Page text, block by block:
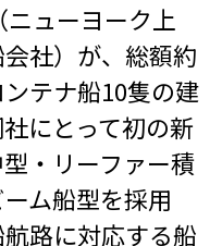
ューヨーク上
社）が、総額約
テナ船10隻の建
にとって初の新
・リーファー積
ム船型を採用
路に対応する船